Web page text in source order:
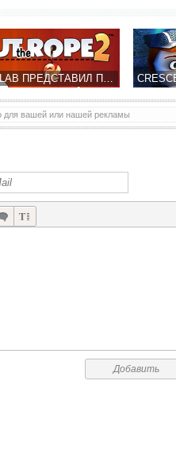
для вашей или нашей рекламы
Добавить